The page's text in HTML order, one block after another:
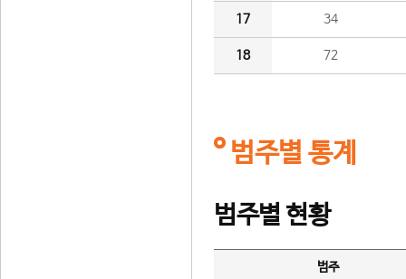
17 34
18 72
범주별 통계
범주별 현황
범주